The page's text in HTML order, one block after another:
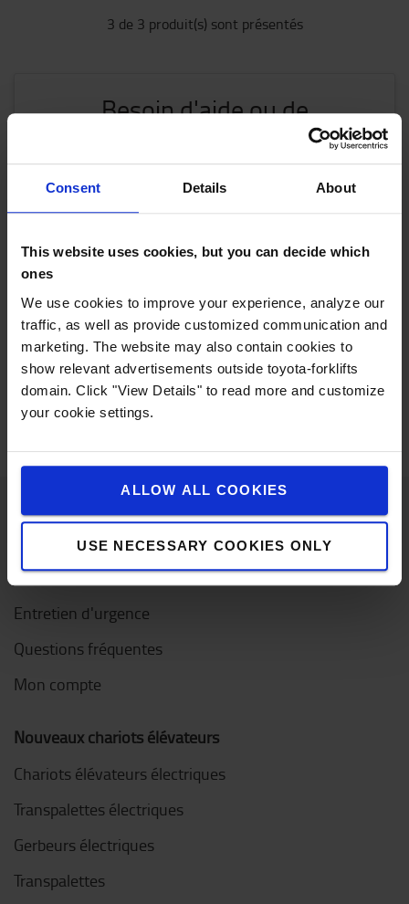
Consent Details About
This website uses cookies, but you can decide which
ones
We use cookies to improve your experience, analyze our
traffic, as well as provide customized communication and
marketing. The website may also contain cookies to
show relevant advertisements outside toyota-forklifts
domain. Click "View Details" to read more and customize
your cookie settings.
ALLOW ALL COOKIES
USE NECESSARY COOKIES ONLY
3 de 3 produit(s) sont présentés
Besoin d'aide ou de
Quel que soit votre besoin, vous pouvez
toujours nous contacter.
différent ?
Consultez nos chariots élévateurs d'occasion
Rendez-vous pour l'entretien ou la réparation
Parts Shop
Service clientèle
Contactez-nous
Entretien d'urgence
Questions fréquentes
Mon compte
Nouveaux chariots élévateurs
Chariots élévateurs électriques
Transpalettes électriques
Gerbeurs électriques
Transpalettes